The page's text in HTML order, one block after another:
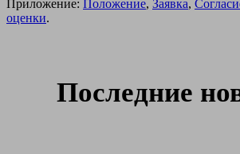
Приложение: Положение, Заявка,
оценки.
Последние